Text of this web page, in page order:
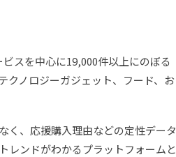
スを中心に19,000件以上にのぼる
クノロジーガジェット、フード、お
く、応援購入理由などの定性データ
レンドがわかるプラットフォームと